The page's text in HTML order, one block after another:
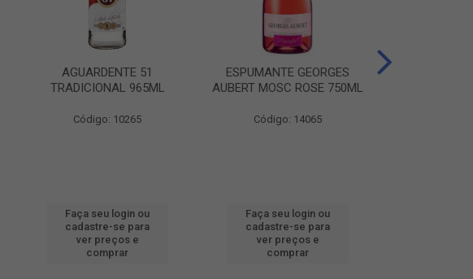
AGUARDENTE 51
TRADICIONAL 965ML
Código: 10265
Faça seu login ou
cadastre-se para
ver preços e
comprar
ESPUMANTE GEORGES
AUBERT MOSC ROSE 750ML
Código: 14065
Faça seu login ou
cadastre-se para
ver preços e
comprar